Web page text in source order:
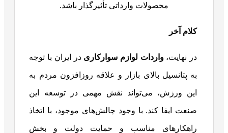
محصولات وارداتی تأثیرگذار باشد.
کلام آخر
در نهایت،واردات لوازم سوارکاری در ایران با توجه
به پتانسیل بالای بازار و علاقه روزافزون مردم به
این ورزش، می‌تواند نقش مهمی در توسعه این
صنعت ایفا کند. با وجود چالش‌های موجود، با اتخاذ
راهکارهای مناسب و حمایت دولت و بخش